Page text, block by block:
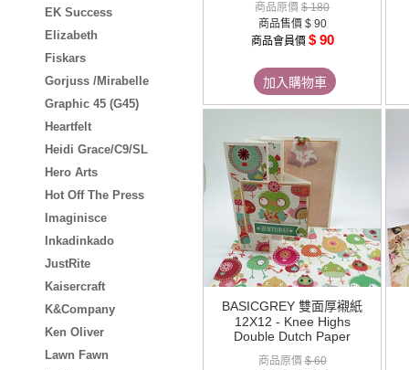
EK Success
Elizabeth
Fiskars
Gorjuss /Mirabelle
Graphic 45 (G45)
Heartfelt
Heidi Grace/C9/SL
Hero Arts
Hot Off The Press
Imaginisce
Inkadinkado
JustRite
Kaisercraft
K&Company
Ken Oliver
Lawn Fawn
商品原價 $ 180
商品售價 $ 90
商品會員價 $ 90
加入購物車
BASICGREY 雙面厚襯紙
12X12 - Knee Highs
Double Dutch Paper
商品原價$ 60